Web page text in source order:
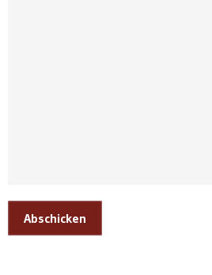
Abschicken